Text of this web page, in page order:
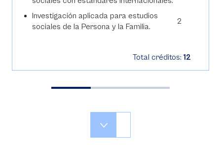
Investigación aplicada para estudios
sociales de la Persona y la Familia.
2
Total créditos: 12